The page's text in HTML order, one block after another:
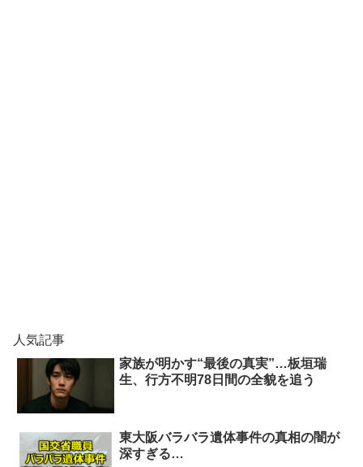
人気記事
家族が明かす“最後の真実”…板垣瑞
生、行方不明78日間の全貌を追う
東大阪バラバラ遺体事件の真相の闇が
深すぎる…